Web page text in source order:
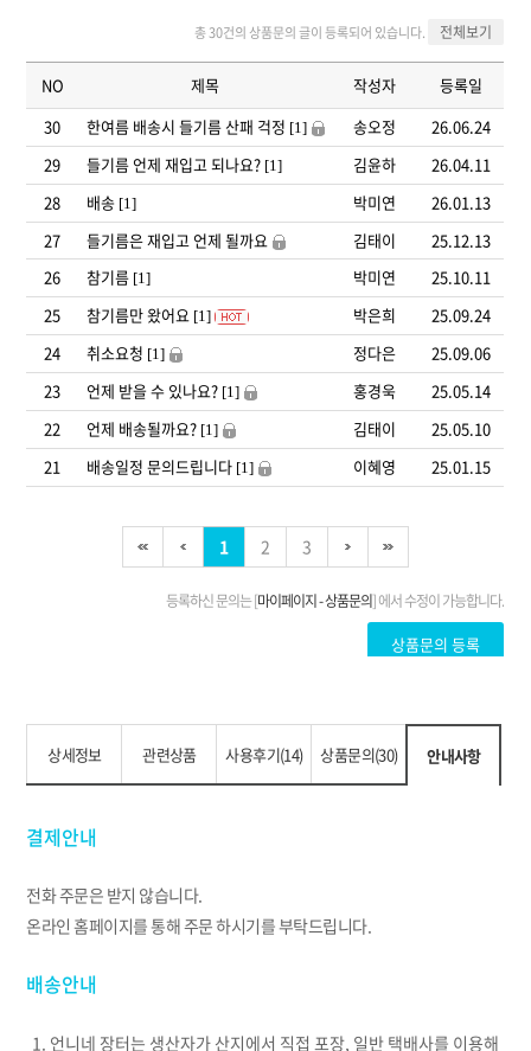
상세정보 관련상품 사용후기(14) 상품문의(30) 안내사항
결제안내
전화 주문은 받지 않습니다.
온라인 홈페이지를 통해 주문 하시기를 부탁드립니다.
배송안내
언니네 장터는 생산자가 산지에서 직접 포장, 일반 택배사를 이용해